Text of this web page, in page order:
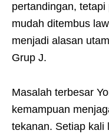
pertandingan,
mudah ditembus
menjadi alasan
Grup J.
Masalah terbesar
kemampuan
tekanan. Setiap kali